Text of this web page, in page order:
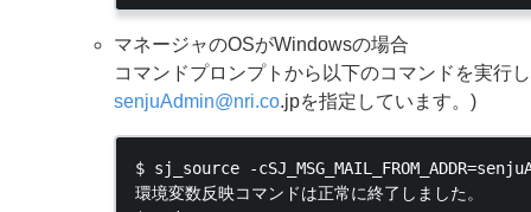
マネージャのOSがWindowsの場合
コマンドプロンプトから以下のコマンドを実行
senjuAdmin@nri.co.jpを指定しています。)
$ sj_source -
環境変数反映コマンドは正常に終了しました。